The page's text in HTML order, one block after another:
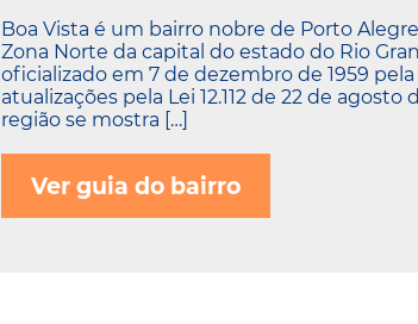
Boa Vista é um bairro nobre de Porto
Zona Norte da capital do estado do Rio
oficializado em 7 de dezembro de 1959
atualizações pela Lei 12.112 de 22 de agosto
região se mostra […]
Ver guia do bairro